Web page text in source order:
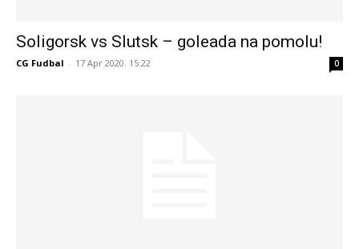
Soligorsk vs Slutsk – goleada na pomolu!
CG Fudbal - 17 Apr 2020. 15:22 0